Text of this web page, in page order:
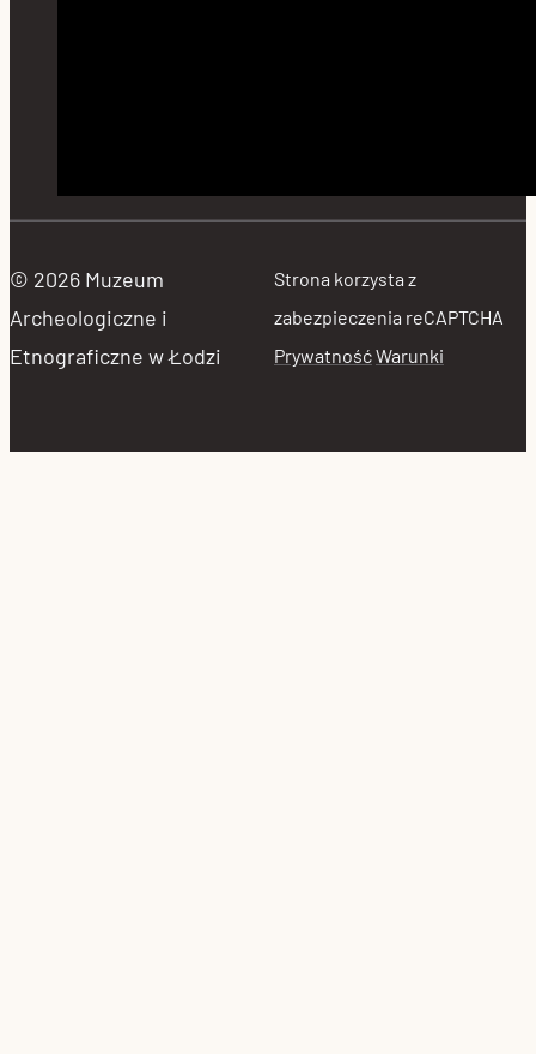
© 2026 Muzeum
Archeologiczne i
Etnograficzne w Łodzi
Strona korzysta z
zabezpieczenia reCAPTCHA
PrywatnośćWarunki